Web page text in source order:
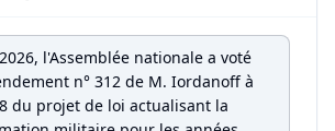
l'Assemblée nationale a voté
n° 312 de M. Iordanoff à
du projet de loi actualisant la